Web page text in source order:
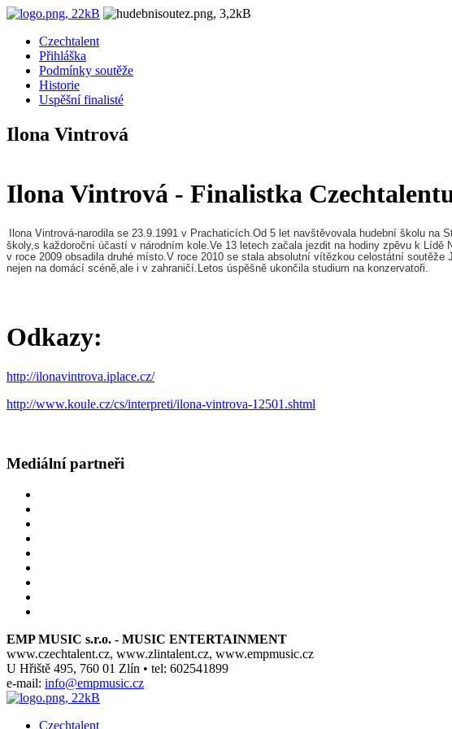
Czechtalent
Přihláška
Podmínky soutěže
Historie
Uspěšní finalisté
Ilona Vintrová
Ilona Vintrová - Finalistka
Ilona Vintrová-narodila se 23.9.1991 v Prachaticích.Od 5 let navštěvovala hudební školu
školy,s každoroční účastí v národním kole.Ve 13 letech začala jezdit na hodiny zpěvu k
v roce 2009 obsadila druhé místo.V roce 2010 se stala absolutní vítězkou celostátní
nejen na domácí scéně,ale i v zahraničí.Letos úspěšně ukončila studium na konzervatoři.
Odkazy:
http://ilonavintrova.iplace.cz/
http://www.koule.cz/cs/interpreti/ilona-vintrova-12501.shtml
Mediální partneři
EMP MUSIC s.r.o. - MUSIC ENTERTAINMENT
www.czechtalent.cz, www.zlintalent.cz, www.empmusic.cz
U Hřiště 495, 760 01 Zlín • tel: 602541899
e-mail: info@empmusic.cz
Czechtalent